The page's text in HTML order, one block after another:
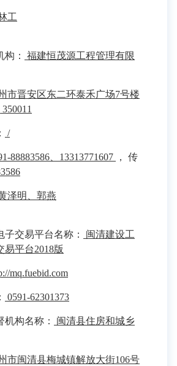
工
：
福建恒茂源工程管理有限
市晋安区东二环泰禾广场7号楼
350011
/
88883586、13313771607
， 传
泽明、郭燕
子交易平台名称：
闽清建设工
易平台2018版
mq.fuebid.com
0591-62301373
机构名称：
闽清县住房和城乡
市闽清县梅城镇解放大街106号